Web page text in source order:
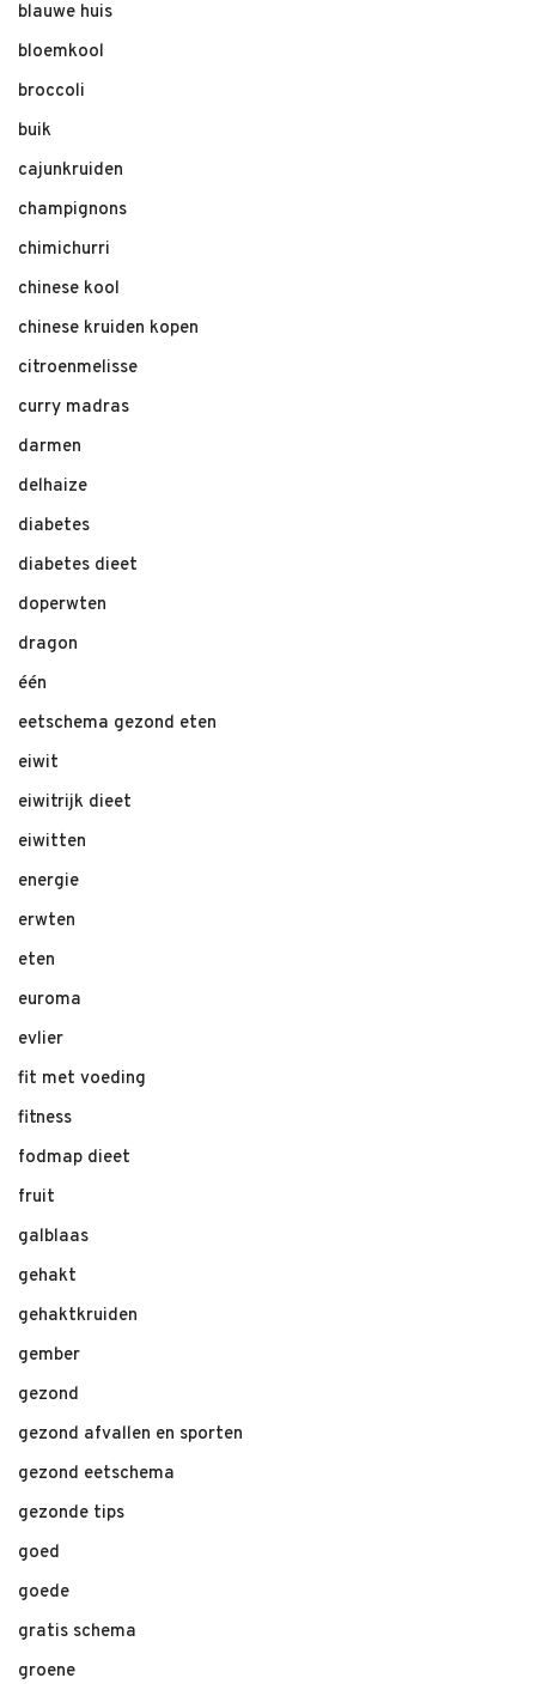
blauwe huis
bloemkool
broccoli
buik
cajunkruiden
champignons
chimichurri
chinese kool
chinese kruiden kopen
citroenmelisse
curry madras
darmen
delhaize
diabetes
diabetes dieet
doperwten
dragon
één
eetschema gezond eten
eiwit
eiwitrijk dieet
eiwitten
energie
erwten
eten
euroma
evlier
fit met voeding
fitness
fodmap dieet
fruit
galblaas
gehakt
gehaktkruiden
gember
gezond
gezond afvallen en sporten
gezond eetschema
gezonde tips
goed
goede
gratis schema
groene